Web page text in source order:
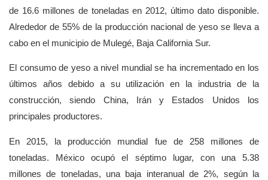
de 16.6 millones de toneladas en 2012, último dato disponible.
Alrededor de 55% de la producción nacional de yeso se lleva a
cabo en el municipio de Mulegé, Baja California Sur.
El consumo de yeso a nivel mundial se ha incrementado en los
últimos años debido a su utilización en la industria de la
construcción, siendo China, Irán y Estados Unidos los
principales productores.
En 2015, la producción mundial fue de 258 millones de
toneladas. México ocupó el séptimo lugar, con una 5.38
millones de toneladas, una baja interanual de 2%, según la